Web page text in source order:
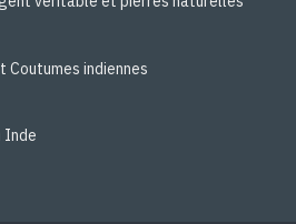
Coutumes indiennes
Inde